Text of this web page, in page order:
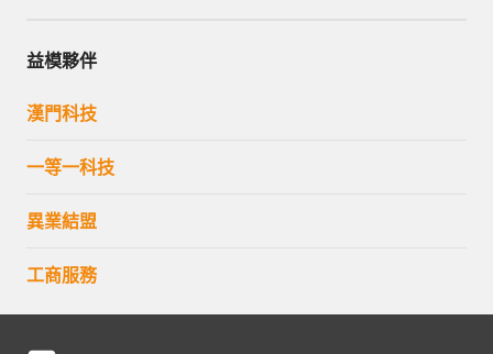
益模夥伴
漢門科技
一等一科技
異業結盟
工商服務